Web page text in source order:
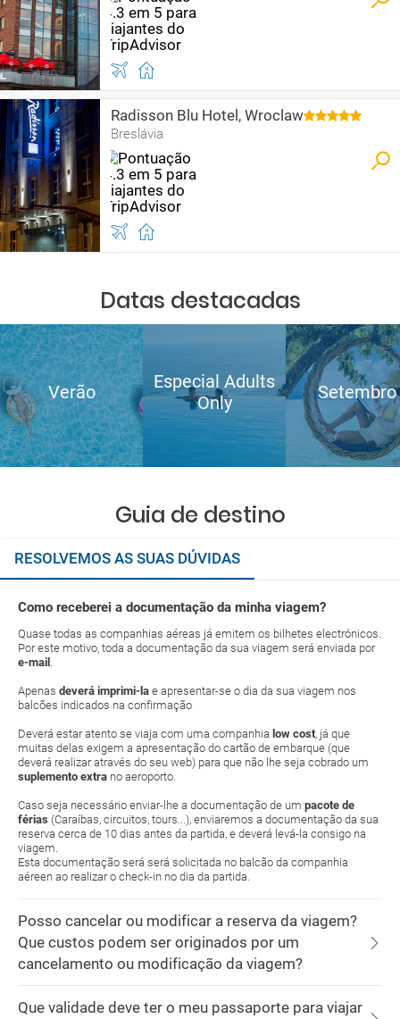
Radisson Blu Hotel, Wroclaw
Breslávia
Datas destacadas
Verão
Especial Adults
Only
Setembro
Guia de destino
RESOLVEMOS AS SUAS DÚVIDAS
Como receberei a documentação da minha viagem?
Quase todas as companhias aéreas já emitem os bilhetes electrónicos.
Por este motivo, toda a documentação da sua viagem será enviada por
e-mail .
Apenas deverá imprimi-la e apresentar-se o dia da sua viagem nos
balcões indicados na confirmação
Deverá estar atento se viaja com uma companhia low cost, já que
muitas delas exigem a apresentação do cartão de embarque (que
deverá realizar através do seu web) para que não lhe seja cobrado um
suplemento extra no aeroporto.
Caso seja necessário enviar-lhe a documentação de um pacote de
férias (Caraíbas, circuitos, tours...), enviaremos a documentação da sua
reserva cerca de 10 dias antes da partida, e deverá levá-la consigo na
viagem.
Esta documentação será será solicitada no balcão da companhia
aéreen ao realizar o check-in no dia da partida.
Posso cancelar ou modificar a reserva da viagem?
Que custos podem ser originados por um
cancelamento ou modificação da viagem?
Que validade deve ter o meu passaporte para viajar